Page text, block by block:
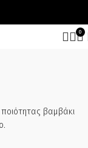
0
βαμβάκι